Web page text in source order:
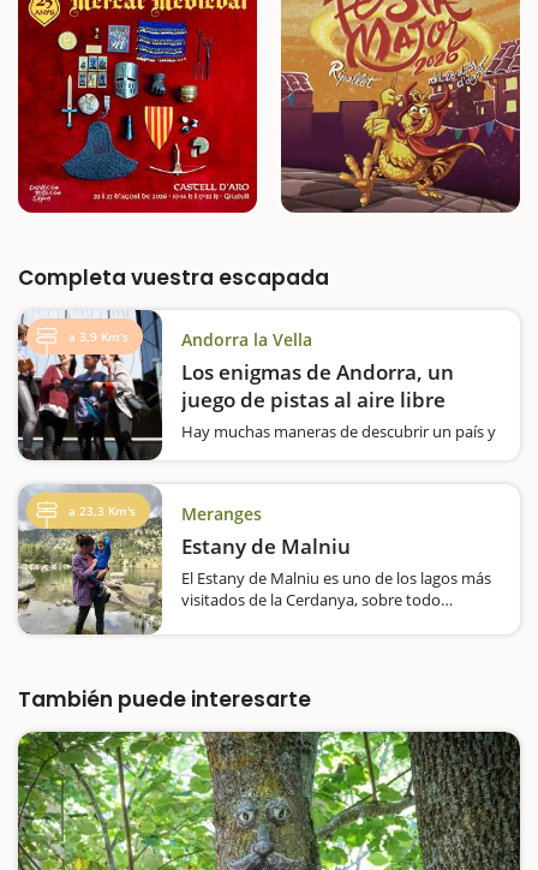
Completa vuestra escapada
a 3,9 Km's Andorra la Vella
Los enigmas de Andorra, un
juego de pistas al aire libre
Hay muchas maneras de descubrir un país y
y enigmas, aquí encontraréis los Juegos
Andorra Escapeland. Es…
a 23,3 Km's Meranges
Estany de Malniu
El Estany de Malniu es uno de los lagos más
visitados de la Cerdanya, sobre todo
escapadas estrella y…
También puede interesarte